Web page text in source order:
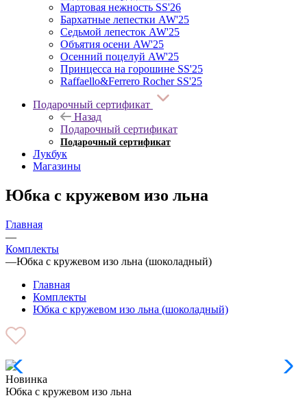
Мартовая нежность SS'26
Бархатные лепестки AW'25
Седьмой лепесток AW'25
Объятия осени AW'25
Осенний поцелуй AW'25
Принцесса на горошине SS'25
Raffaello&Ferrero Rocher SS'25
Подарочный сертификат
Назад
Подарочный сертификат
Подарочный сертификат
Лукбук
Магазины
Юбка с кружевом изо льна
Главная
—
Комплекты
—Юбка с кружевом изо льна (шоколадный)
Главная
Комплекты
Юбка с кружевом изо льна (шоколадный)
Новинка
Юбка с кружевом изо льна